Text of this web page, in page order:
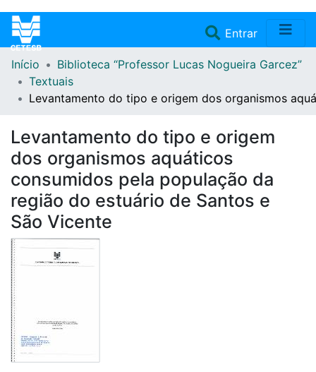
Entrar(current)
Home
Repositório
Doações/Aquisições
Fale Conosco
Início
Biblioteca “Professor Lucas Nogueira Garcez”
Textuais
Levantamento do tipo e origem dos organismos
Levantamento do tipo e origem
dos organismos aquáticos
consumidos pela população da
região do estuário de Santos e
São Vicente